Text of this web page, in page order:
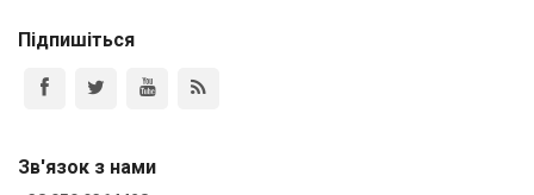
Підпишіться
Зв'язок з нами